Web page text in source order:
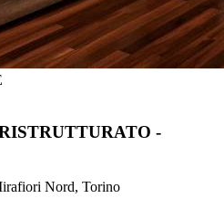
-
Nord, Torino